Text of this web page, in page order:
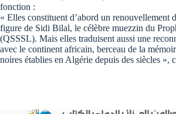
fonction :
« Elles constituent d’abord un renouvellement
figure de Sidi Bilal, le célèbre muezzin du
(QSSSL). Mais elles traduisent aussi une
avec le continent africain, berceau de la
noires établies en Algérie depuis des siècles »,